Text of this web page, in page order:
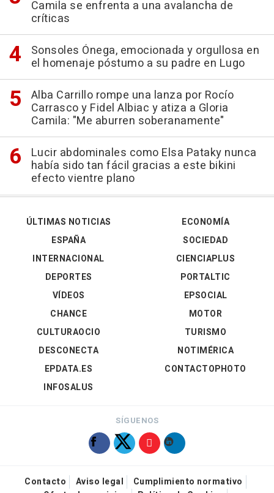
Camila se enfrenta a una avalancha de
críticas
Sonsoles Ónega, emocionada y orgullosa en
el homenaje póstumo a su padre en Lugo
Alba Carrillo rompe una lanza por Rocío
Carrasco y Fidel Albiac y atiza a Gloria
Camila: "Me aburren soberanamente"
Lucir abdominales como Elsa Pataky nunca
había sido tan fácil gracias a este bikini
efecto vientre plano
ÚLTIMAS NOTICIAS
ESPAÑA
INTERNACIONAL
DEPORTES
VÍDEOS
ECONOMÍA
SOCIEDAD
CIENCIAPLUS
PORTALTIC
EPSOCIAL
CHANCE
CULTURAOCIO
DESCONECTA
EPDATA.ES
INFOSALUS
MOTOR
TURISMO
NOTIMÉRICA
CONTACTOPHOTO
SÍGUENOS
Contacto Aviso legal
Cumplimiento normativo